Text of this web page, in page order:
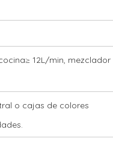
12L/min, mezclador
o cajas de colores